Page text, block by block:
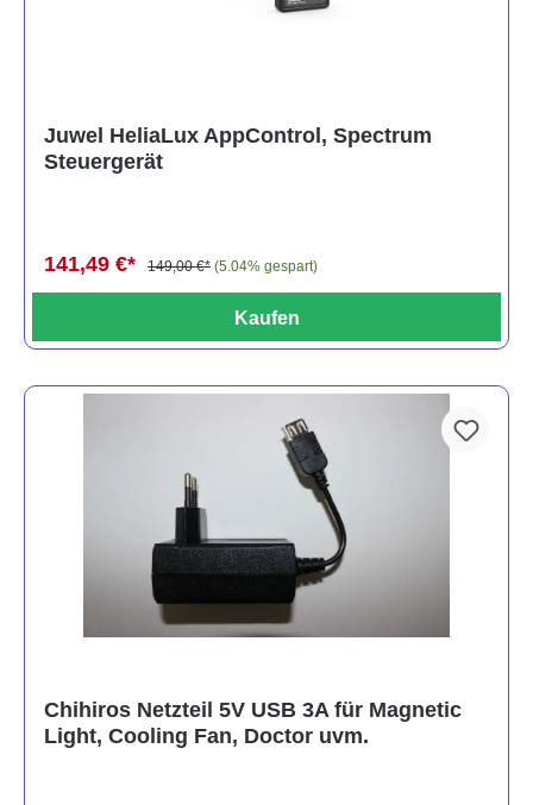
Juwel HeliaLux AppControl, Spectrum
Steuergerät
141,49 €* 149,00 €* (5.04% gespart)
Kaufen
Chihiros Netzteil 5V USB 3A für Magnetic
Light, Cooling Fan, Doctor uvm.